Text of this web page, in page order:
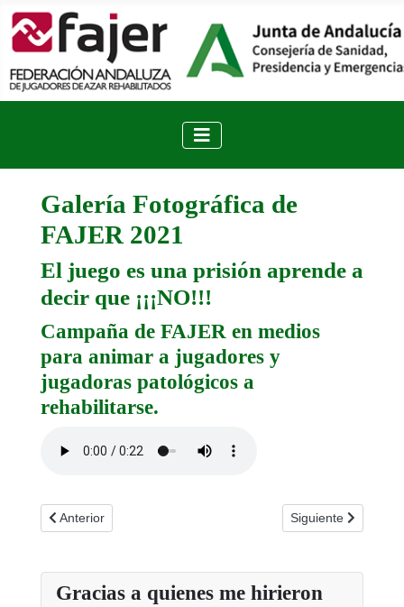
Galería Fotográfica de
FAJER 2021
El juego es una prisión aprende a
decir que ¡¡¡NO!!!
Campaña de FAJER en medios
para animar a jugadores y
jugadoras patológicos a
rehabilitarse.
Artículo anterior: 2 Jornada XXIX Congreso FAJER
Anterior Artículo siguiente:
Siguiente
Gracias a quienes me hirieron